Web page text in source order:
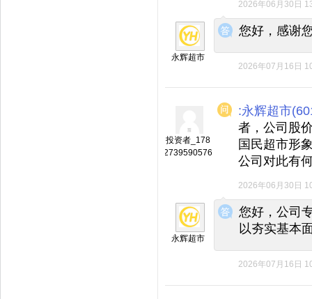
2026年06月30日
◆
◆
永辉超市
您好，感谢
2026年07月16日
投资者_178
2739590576
:永辉超市
者，公司股
国民超市形
公司对此有
2026年06月30日
◆
◆
永辉超市
您好，公司
以夯实基本
2026年07月16日